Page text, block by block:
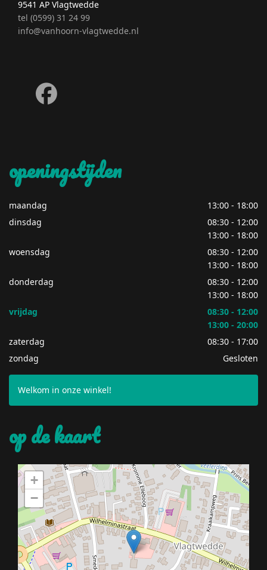
9541 AP Vlagtwedde
tel (0599) 31 24 99
info@vanhoorn-vlagtwedde.nl
facebook
openingstijden
maandag
13:00 - 18:00
dinsdag
08:30 - 12:00
13:00 - 18:00
woensdag
08:30 - 12:00
13:00 - 18:00
donderdag
08:30 - 12:00
13:00 - 18:00
vrijdag
08:30 - 12:00
13:00 - 20:00
zaterdag
08:30 - 17:00
zondag
Gesloten
Welkom in onze winkel!
op de kaart
+
−